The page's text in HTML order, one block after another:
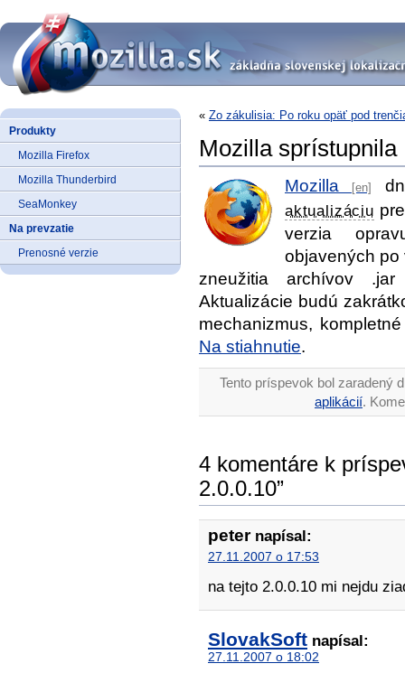
Produkty
Mozilla Firefox
Mozilla Thunderbird
SeaMonkey
Na prevzatie
Prenosné verzie
« Zo zákulisia: Po roku opäť pod
Mozilla sprístupnila
Mozilla
aktualizáciu
verzia
objavených po
zneužitia archívov
Aktualizácie budú
mechanizmus,
Na stiahnutie.
Tento príspevok bol zaradený
aplikácií.
4 komentáre k
2.0.0.10”
peternapísal:
27.11.2007 o 17:53
na tejto 2.0.0.10 mi nejdu
SlovakSoft napísal:
27.11.2007 o 18:02